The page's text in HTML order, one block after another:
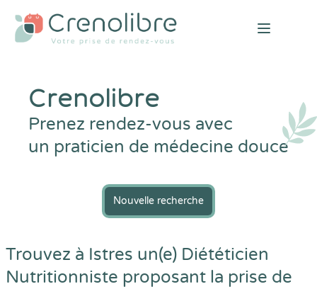
Open
Crenolibre
Prenez rendez-vous avec
un praticien de médecine douce
Nouvelle recherche
Trouvez à Istres un(e) Diététicien
Nutritionniste proposant la prise de